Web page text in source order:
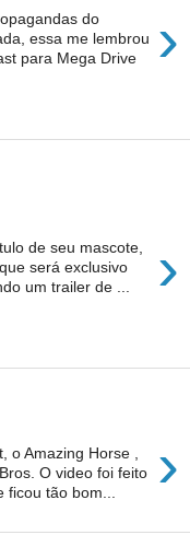
›
do
essa me lembrou
para Mega Drive
›
de seu mascote,
será exclusivo
um trailer de ...
›
o Amazing Horse ,
O video foi feito
tão bom...